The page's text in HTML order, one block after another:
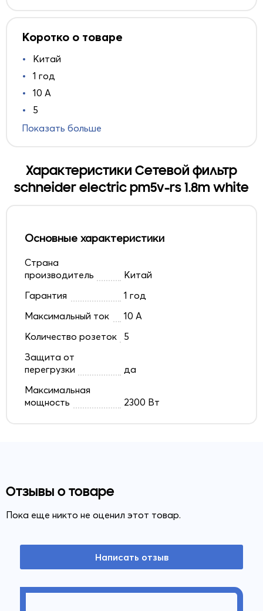
Коротко о товаре
Китай
1 год
10 A
5
Показать больше
Характеристики Сетевой фильтр
schneider electric pm5v-rs 1.8m white
Основные характеристики
Страна
производитель
Китай
Гарантия
1 год
Максимальный ток
10 A
Количество розеток
5
Защита от
перегрузки
да
Максимальная
мощность
2300 Вт
Отзывы о товаре
Пока еще никто не оценил этот товар.
Написать отзыв